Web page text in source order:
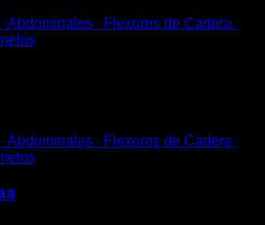
Abdominales ∙ Flexores de Cadera ∙
Abdominales ∙ Flexores de Cadera ∙